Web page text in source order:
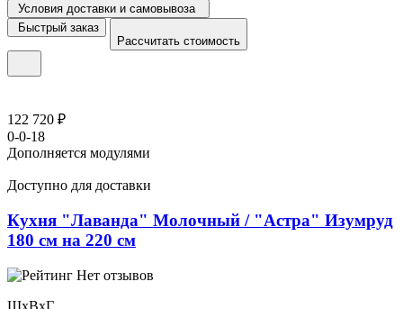
Условия доставки и самовывоза
Быстрый заказ
Рассчитать стоимость
122 720 ₽
0-0-18
Дополняется модулями
Доступно для доставки
Кухня "Лаванда" Молочный / "Астра" Изумруд
180 см на 220 см
Нет отзывов
ШхВхГ